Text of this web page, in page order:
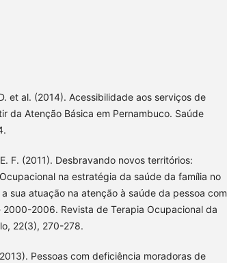
et al. (2014). Acessibilidade aos serviços de
da Atenção Básica em Pernambuco. Saúde
F. (2011). Desbravando novos territórios:
na estratégia da saúde da família no
sua atuação na atenção à saúde da pessoa com
2006. Revista de Terapia Ocupacional da
22(3), 270-278.
Pessoas com deficiência moradoras de